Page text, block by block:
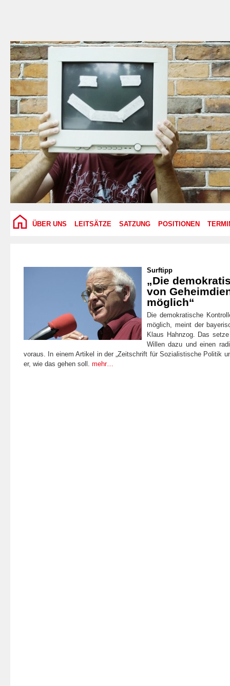
ÜBER UNS LEITSÄTZE SATZUNG POSITIONEN
Surftipp
„Die
von
möglich“
Die demokratische
möglich, meint der
Klaus Hahnzog. Das
Willen dazu und einen
voraus. In einem Artikel in der „Zeitschrift für Sozialistische Politik
er, wie das gehen soll. mehr…